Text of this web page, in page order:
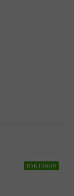
RAKTÁRON